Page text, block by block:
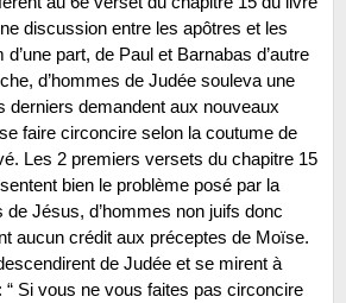
discussion entre les apôtres et les
part, de Paul et Barnabas d’autre
d’hommes de Judée souleva une
derniers demandent aux nouveaux
faire circoncire selon la coutume de
Les 2 premiers versets du chapitre 15
bien le problème posé par la
Jésus, d’hommes non juifs donc
aucun crédit aux préceptes de Moïse.
de Judée et se mirent à
Si vous ne vous faites pas circoncire